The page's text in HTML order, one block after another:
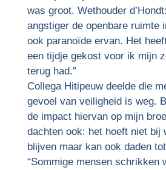
was groot. Wethouder
angstiger de openbare ruimte
ook paranoïde ervan. Het
een tijdje gekost voor ik mijn
terug had.”
Collega Hitipeuw deelde die
gevoel van veiligheid is weg.
de impact hiervan op mijn
dachten ook: het hoeft niet bij
blijven maar kan ook daden
“Sommige mensen schrikken